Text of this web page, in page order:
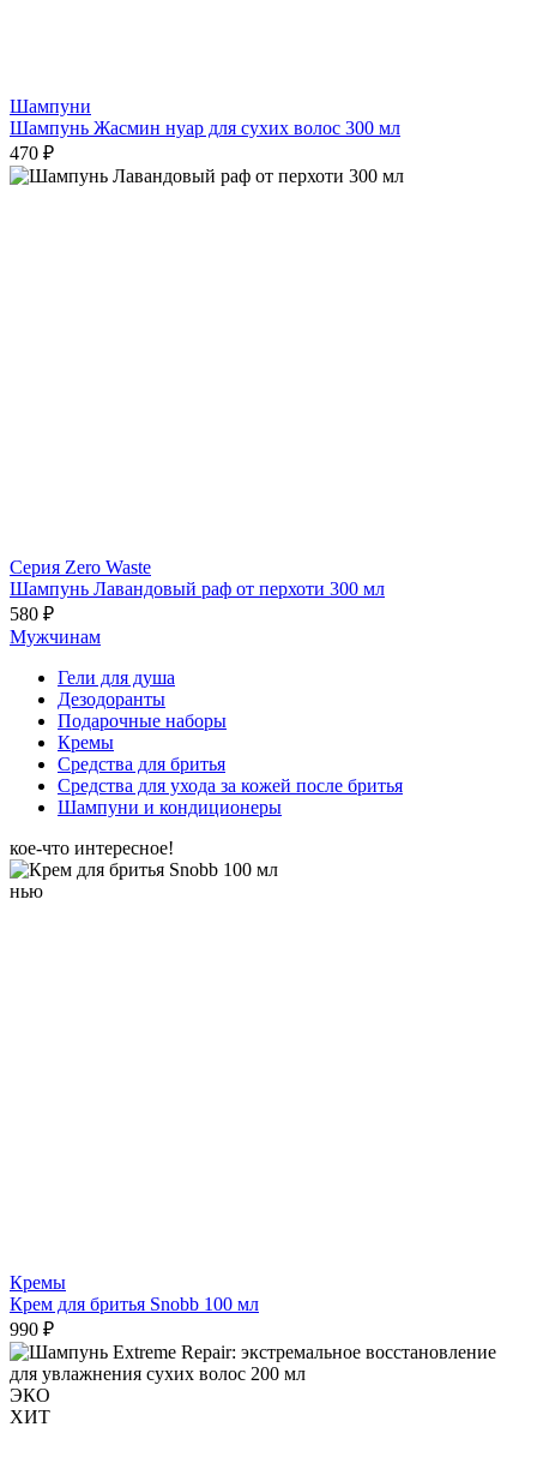
Шампуни
Шампунь Жасмин нуар для сухих волос 300 мл
470 ₽
Серия Zero Waste
Шампунь Лавандовый раф от перхоти 300 мл
580 ₽
Мужчинам
Гели для душа
Дезодоранты
Подарочные наборы
Кремы
Средства для бритья
Средства для ухода за кожей после бритья
Шампуни и кондиционеры
кое-что интересное!
нью
Кремы
Крем для бритья Snobb 100 мл
990 ₽
ЭКО
ХИТ